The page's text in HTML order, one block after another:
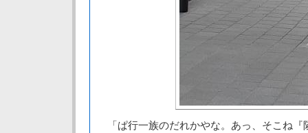
「ぱ行一族のだれかやな。あっ、そこね『